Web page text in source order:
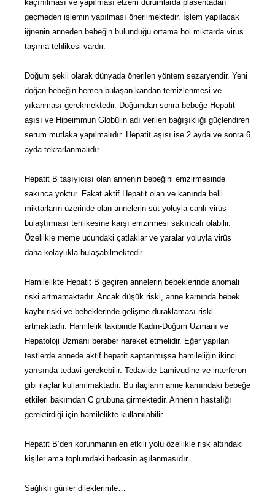
kaçınılması ve yapılması elzem durumlarda plasentadan
geçmeden işlemin yapılması önerilmektedir. İşlem yapılacak
iğnenin anneden bebeğin bulunduğu ortama bol miktarda virüs
taşıma tehlikesi vardır.
Doğum şekli olarak dünyada önerilen yöntem sezaryendir. Yeni
doğan bebeğin hemen bulaşan kandan temizlenmesi ve
yıkanması gerekmektedir. Doğumdan sonra bebeğe Hepatit
aşısı ve Hipeimmun Globülin adı verilen bağışıklığı güçlendiren
serum mutlaka yapılmalıdır. Hepatit aşısı ise 2 ayda ve sonra 6
ayda tekrarlanmalıdır.
Hepatit B taşıyıcısı olan annenin bebeğini emzirmesinde
sakınca yoktur. Fakat aktif Hepatit olan ve kanında belli
miktarların üzerinde olan annelerin süt yoluyla canlı virüs
bulaştırması tehlikesine karşı emzirmesi sakıncalı olabilir.
Özellikle meme ucundaki çatlaklar ve yaralar yoluyla virüs
daha kolaylıkla bulaşabilmektedir.
Hamilelikte Hepatit B geçiren annelerin bebeklerinde anomali
riski artmamaktadır. Ancak düşük riski, anne karnında bebek
kaybı riski ve bebeklerinde gelişme duraklaması riski
artmaktadır. Hamilelik takibinde Kadın-Doğum Uzmanı ve
Hepatoloji Uzmanı beraber hareket etmelidir. Eğer yapılan
testlerde annede aktif hepatit saptanmışsa hamileliğin ikinci
yarısında tedavi gerekebilir. Tedavide Lamivudine ve interferon
gibi ilaçlar kullanılmaktadır. Bu ilaçların anne karnındaki bebeğe
etkileri bakımdan C grubuna girmektedir. Annenin hastalığı
gerektirdiği için hamilelikte kullanılabilir.
Hepatit B’den korunmanın en etkili yolu özellikle risk altındaki
kişiler ama toplumdaki herkesin aşılanmasıdır.
Sağlıklı günler dileklerimle…